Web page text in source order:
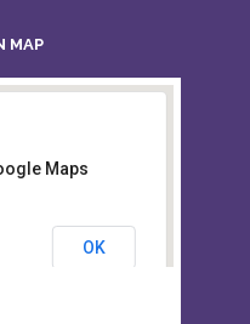
&
Alampur,
Maps